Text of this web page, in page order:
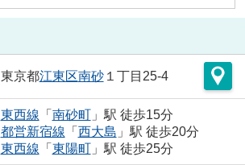
東京都江東区南砂１丁目25-4
東西線 「 南砂町」駅 徒歩15分
都営新宿線 「 西大島 」駅 徒歩20分
東西線 「 東陽町」駅 徒歩25分